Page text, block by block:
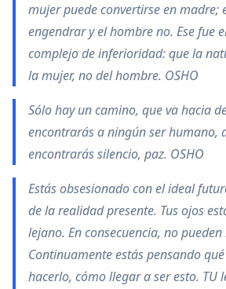
mujer puede convertirse en madre;
engendrar y el hombre no. Ese fue
complejo de inferioridad: que la
la mujer, no del hombre. OSHO
Sólo hay un camino, que va hacia
encontrarás a ningún ser humano,
encontrarás silencio, paz. OSHO
Estás obsesionado con el ideal
de la realidad presente. Tus ojos
lejano. En consecuencia, no
Continuamente estás pensando
hacerlo, cómo llegar a ser esto. TU